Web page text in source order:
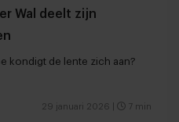
Wal deelt zijn
kondigt de lente zich aan?
29 januari 2026 7 min